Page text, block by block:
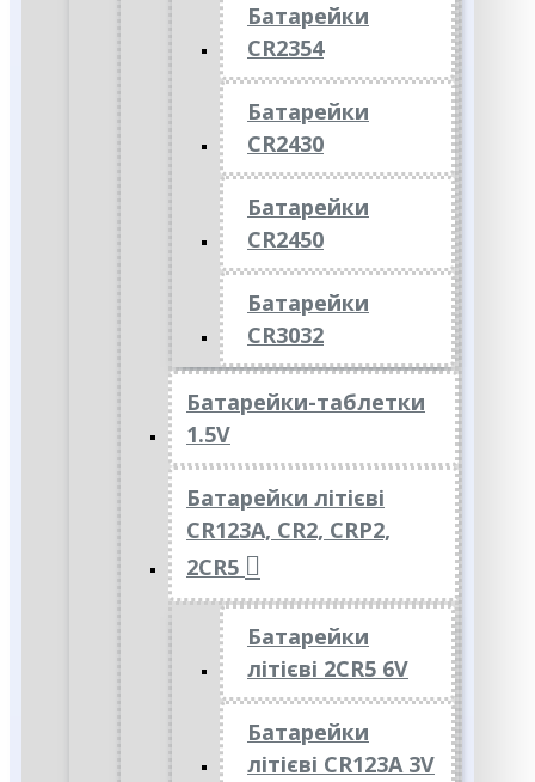
Батарейки
CR2354
Батарейки
CR2430
Батарейки
CR2450
Батарейки
CR3032
Батарейки-таблетки
1.5V
Батарейки літієві
CR123A, CR2, CRP2,
2CR5
Батарейки
літієві 2CR5 6V
Батарейки
літієві CR123A 3V